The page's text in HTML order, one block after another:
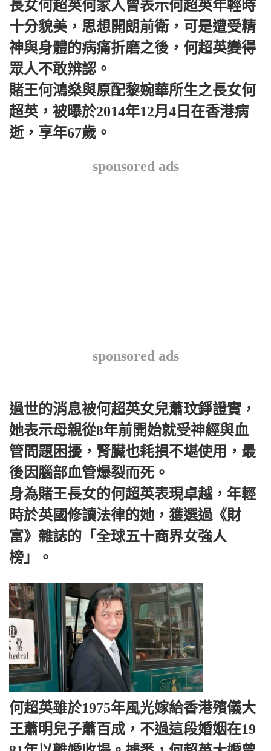
長女何超英何家人曾表示何超英年輕時
十分貌美，思想開朗前衛，可是遭受精
神與身體的病痛折磨之後，何超英變得
眾人不敢辨認。
賭王何鴻燊與原配黎婉華所生之長女何
超英，被曝於2014年12月4日在香港病
逝，享年67歲。
sponsored ads
sponsored ads
過世的消息被何超英女兒蕭玟錚證實，
她表示母親從8年前開始就受神經與血
管問題困擾，腎臟也耗損不堪使用，最
後因腦部血管爆裂而死。
身為賭王長女的何超英表現卓越，年輕
時於英國修讀法律的她，獲選過《財
富》雜誌的「全球五十商界女強人
榜」。
何超英雖於1975年風光嫁給香港殯儀大
王蕭明兒子蕭百成，不過這段婚姻在19